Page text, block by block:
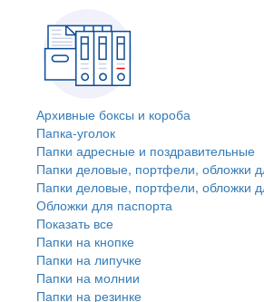
Архивные боксы и короба
Папка-уголок
Папки адресные и поздравительные
Папки деловые, портфели, обложки
Папки деловые, портфели, обложки
Обложки для паспорта
Показать все
Папки на кнопке
Папки на липучке
Папки на молнии
Папки на резинке